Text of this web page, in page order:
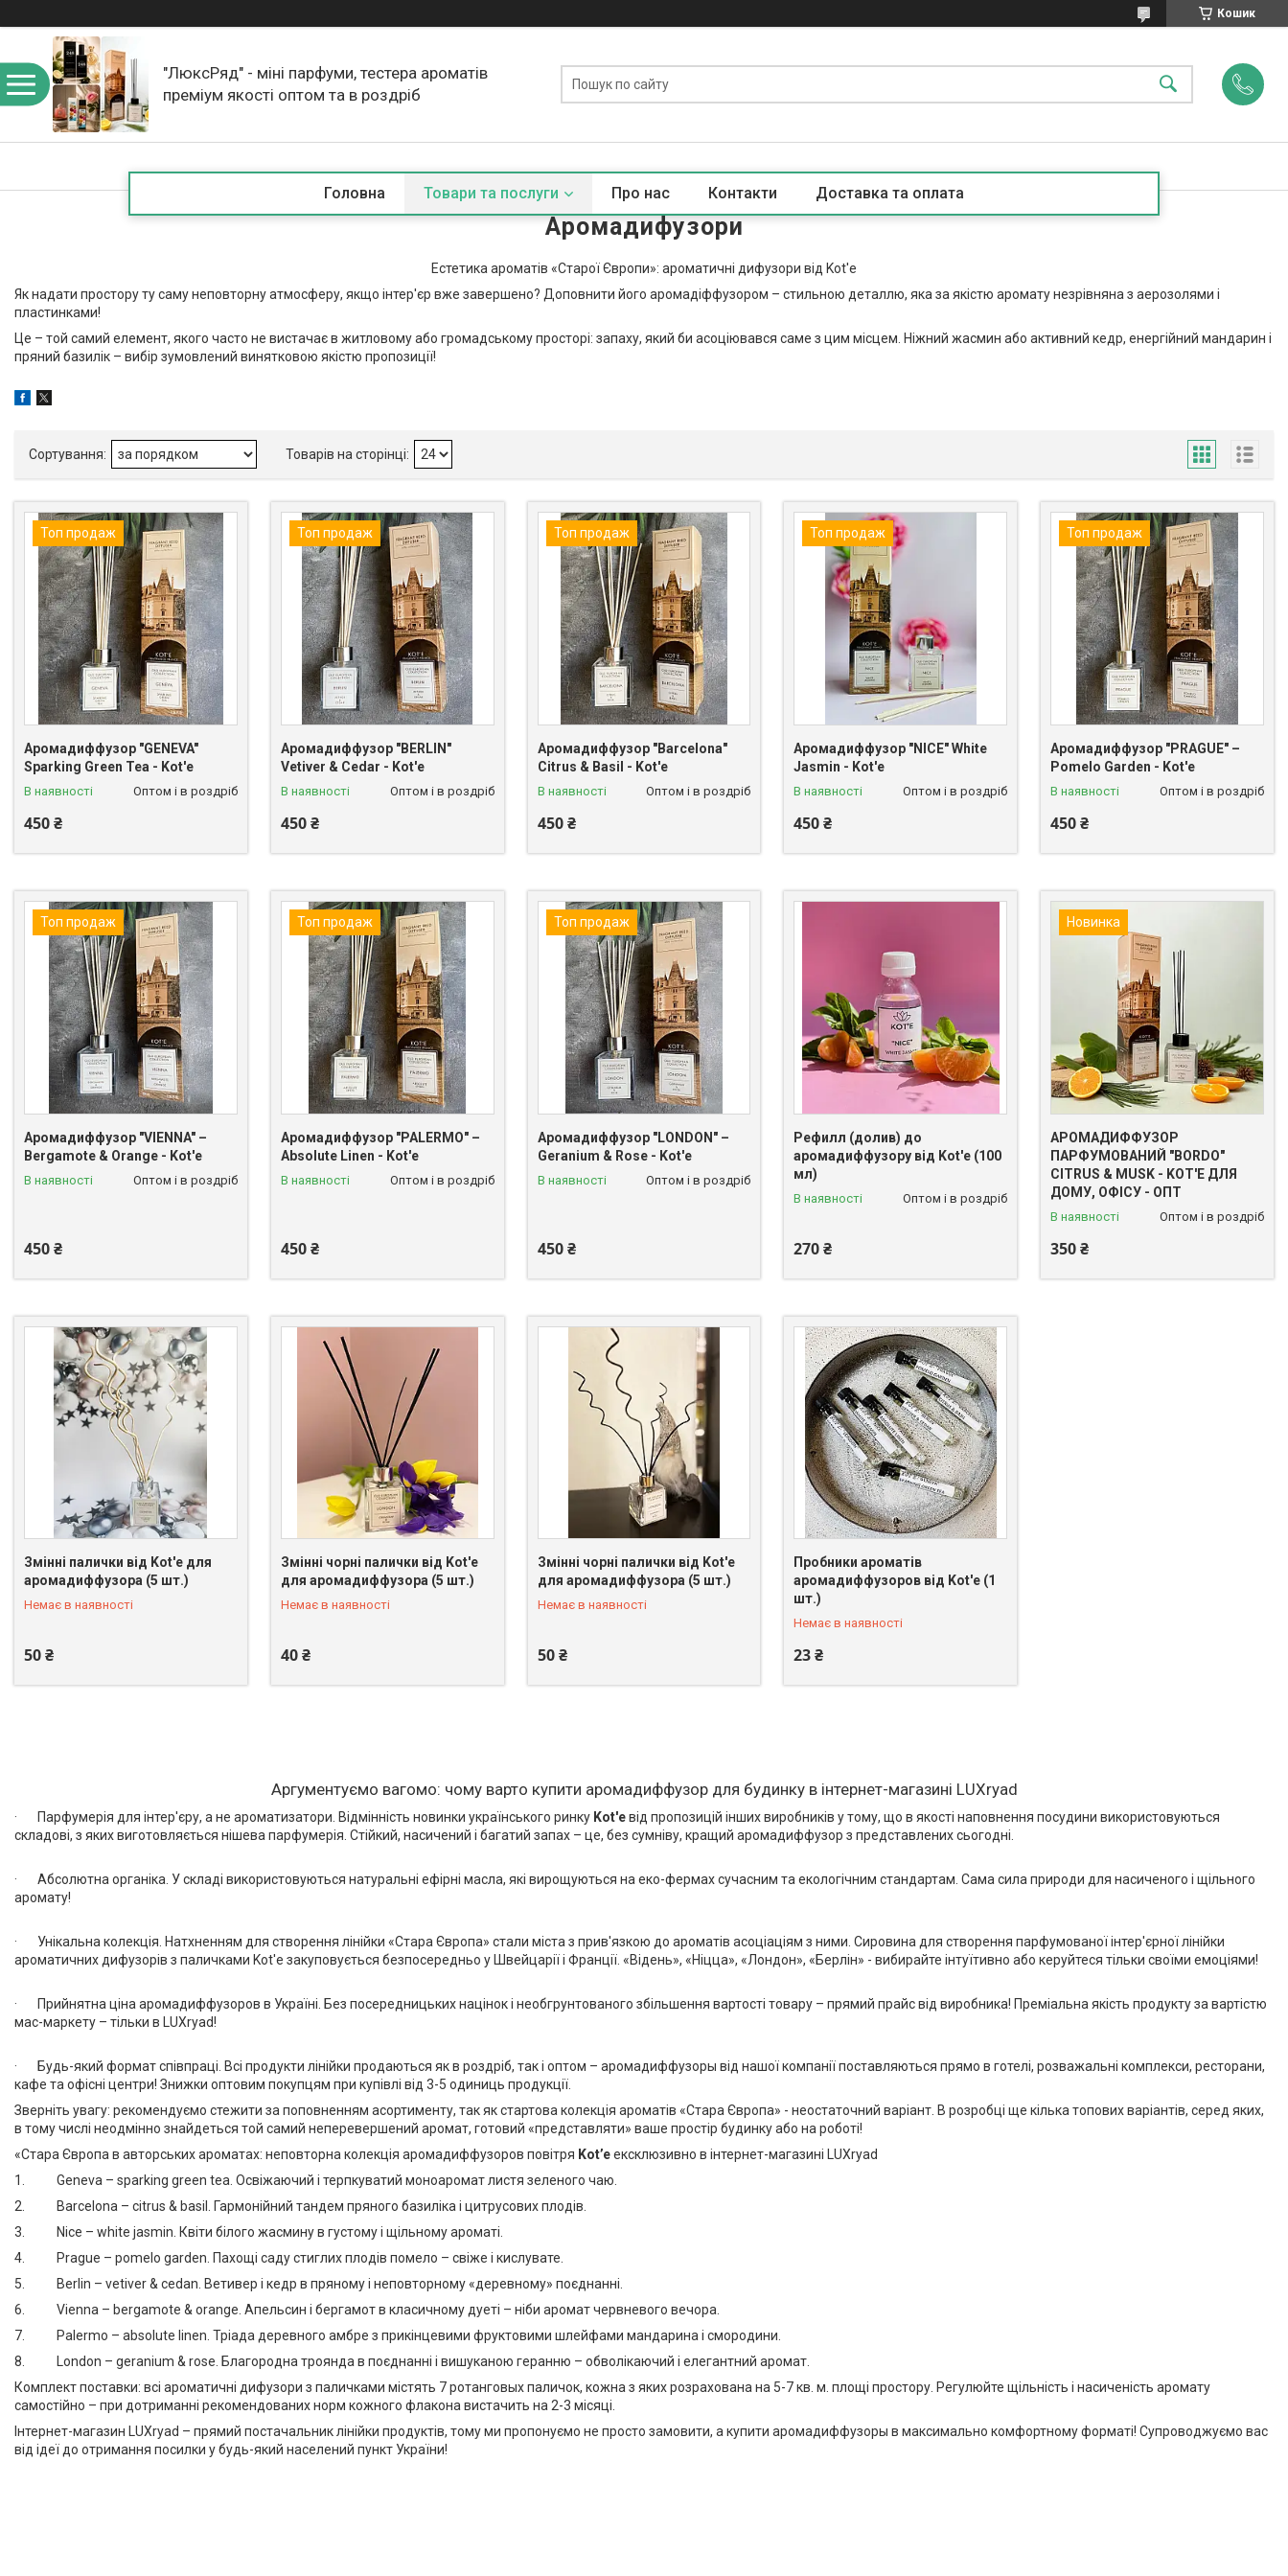
Кошик
"ЛюксРяд" - міні парфуми, тестера ароматів
преміум якості оптом та в роздріб
Головна Товари та послуги Про нас Контакти Доставка та оплата
Аромадифузори
Естетика ароматів «Старої Європи»: ароматичні дифузори від Kot'e
Як надати простору ту саму неповторну атмосферу, якщо інтер'єр вже завершено? Доповнити його аромадіффузором – стильною деталлю, яка за якістю аромату незрівняна з аерозолями і
пластинками!
Це – той самий елемент, якого часто не вистачає в житловому або громадському просторі: запаху, який би асоціювався саме з цим місцем. Ніжний жасмин або активний кедр, енергійний мандарин і
пряний базилік – вибір зумовлений винятковою якістю пропозиції!
Топ продаж
Аромадиффузор "GENEVA"
Sparking Green Tea - Kot'e
В наявності Оптом і в роздріб
450 ₴
Топ продаж
Аромадиффузор "BERLIN"
Vetiver & Cedar - Kot'e
В наявності Оптом і в роздріб
450 ₴
Топ продаж
Аромадиффузор "Barcelona"
Citrus & Basil - Kot'e
В наявності Оптом і в роздріб
450 ₴
Топ продаж
Аромадиффузор "NICE" White
Jasmin - Kot'e
В наявності Оптом і в роздріб
450 ₴
Топ продаж
Аромадиффузор "PRAGUE" –
Pomelo Garden - Kot'e
В наявності Оптом і в роздріб
450 ₴
Топ продаж
Аромадиффузор "VIENNA" –
Bergamote & Orange - Kot'e
В наявності Оптом і в роздріб
450 ₴
Топ продаж
Аромадиффузор "PALERMO" –
Absolute Linen - Kot'e
В наявності Оптом і в роздріб
450 ₴
Топ продаж
Аромадиффузор "LONDON" –
Geranium & Rose - Kot'e
В наявності Оптом і в роздріб
450 ₴
Рефилл (долив) до
аромадиффузору від Kot'e (100
мл)
В наявності Оптом і в роздріб
270 ₴
Новинка
АРОМАДИФФУЗОР
ПАРФУМОВАНИЙ "BORDO"
CITRUS & MUSK - KOT'E ДЛЯ
ДОМУ, ОФІСУ - ОПТ
В наявності Оптом і в роздріб
350 ₴
Змінні палички від Kot'e для
аромадиффузора (5 шт.)
Немає в наявності
50 ₴
Змінні чорні палички від Kot'e
для аромадиффузора (5 шт.)
Немає в наявності
40 ₴
Змінні чорні палички від Kot'e
для аромадиффузора (5 шт.)
Немає в наявності
50 ₴
Пробники ароматів
аромадиффузоров від Kot'e (1
шт.)
Немає в наявності
23 ₴
+380 (98) 096-39-74
Аргументуємо вагомо: чому варто купити аромадиффузор для будинку в інтернет-магазині LUXryad
· Парфумерія для інтер'єру, а не ароматизатори. Відмінність новинки українського ринку Kot'eвід пропозицій інших виробників у тому, що в якості наповнення посудини використовуються
складові, з яких виготовляється нішева парфумерія. Стійкий, насичений і багатий запах – це, без сумніву, кращий аромадиффузор з представлених сьогодні.
· Абсолютна органіка. У складі використовуються натуральні ефірні масла, які вирощуються на еко-фермах сучасним та екологічним стандартам. Сама сила природи для насиченого і щільного
аромату!
· Унікальна колекція. Натхненням для створення лінійки «Стара Європа» стали міста з прив'язкою до ароматів асоціаціям з ними. Сировина для створення парфумованої інтер'єрної лінійки
ароматичних дифузорів з паличками Kot'e закуповується безпосередньо у Швейцарії і Франції. «Відень», «Ніцца», «Лондон», «Берлін» - вибирайте інтуїтивно або керуйтеся тільки своїми емоціями!
· Прийнятна ціна аромадиффузоров в Україні. Без посередницьких націнок і необгрунтованого збільшення вартості товару – прямий прайс від виробника! Преміальна якість продукту за вартістю
мас-маркету – тільки в LUXryad!
· Будь-який формат співпраці. Всі продукти лінійки продаються як в роздріб, так і оптом – аромадиффузоры від нашої компанії поставляються прямо в готелі, розважальні комплекси, ресторани,
кафе та офісні центри! Знижки оптовим покупцям при купівлі від 3-5 одиниць продукції.
Зверніть увагу: рекомендуємо стежити за поповненням асортименту, так як стартова колекція ароматів «Стара Європа» - неостаточний варіант. В розробці ще кілька топових варіантів, серед яких,
в тому числі неодмінно знайдеться той самий неперевершений аромат, готовий «представляти» ваше простір будинку або на роботі!
«Стара Європа в авторських ароматах: неповторна колекція аромадиффузоров повітря Kot’eексклюзивно в інтернет-магазині LUXryad
1. Geneva – sparking green tea. Освіжаючий і терпкуватий моноаромат листя зеленого чаю.
2. Barcelona – citrus & basil. Гармонійний тандем пряного базиліка і цитрусових плодів.
3. Nice – white jasmin. Квіти білого жасмину в густому і щільному ароматі.
4. Prague – pomelo garden. Пахощі саду стиглих плодів помело – свіже і кислувате.
5. Berlin – vetiver & cedan. Ветивер і кедр в пряному і неповторному «деревному» поєднанні.
6. Vienna – bergamote & orange. Апельсин і бергамот в класичному дуеті – ніби аромат червневого вечора.
7. Palermo – absolute linen. Тріада деревного амбре з прикінцевими фруктовими шлейфами мандарина і смородини.
8. London – geranium & rose. Благородна троянда в поєднанні і вишуканою геранню – обволікаючий і елегантний аромат.
Комплект поставки: всі ароматичні дифузори з паличками містять 7 ротанговых паличок, кожна з яких розрахована на 5-7 кв. м. площі простору. Регулюйте щільність і насиченість аромату
самостійно – при дотриманні рекомендованих норм кожного флакона вистачить на 2-3 місяці.
Інтернет-магазин LUXryad – прямий постачальник лінійки продуктів, тому ми пропонуємо не просто замовити, а купити аромадиффузоры в максимально комфортному форматі! Супроводжуємо вас
від ідеї до отримання посилки у будь-який населений пункт України!